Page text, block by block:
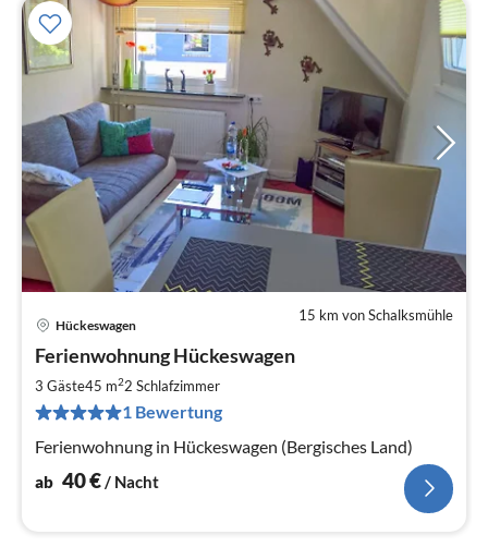
15 km von Schalksmühle
Hückeswagen
Ferienwohnung Hückeswagen
3 Gäste45 m22 Schlafzimmer
1 Bewertung
Ferienwohnung in Hückeswagen (Bergisches Land)
ab 40€/ Nacht